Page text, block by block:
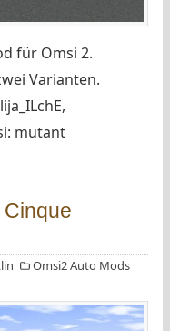
für Omsi 2.
Varianten.
mutant
Omsi2 Auto Mods